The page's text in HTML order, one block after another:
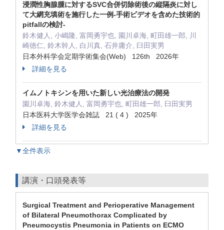
浸潤性胸腺腫に対するSVC合併切除術後の縦隔炎に対し
て大網充填術を施行した一例-手術ビデオを含めた技術的
pitfallの検討-
鈴木健人, 小嶋隆, 富岡勇宇也, 園川卓海, 町田雄一郎, 川
崎徳仁, 鈴木幹人, 白川真, 石井庸介, 臼田実男
日本外科学会定期学術集会(Web) 126th 2026年
詳細を見る
イムノトキシンを用いた新しい光治療法の開発
園川卓海, 鈴木健人, 富岡勇宇也, 町田雄一郎, 臼田実男
日本医科大学医学会雑誌 21 ( 4 ) 2025年
詳細を見る
▼全件表示
講演・口頭発表等
Surgical Treatment and Perioperative Management
of Bilateral Pneumothorax Complicated by
Pneumocystis Pneumonia in Patients on ECMO